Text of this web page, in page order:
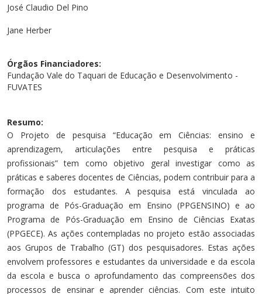
Cursos de Idiomas
Residências Médicas
Diplomados
Trabalhe Conosco
Univates & Você - Comunidade
Orquestra Gustavo Adolfo Univates
Escolas
José Claudio Del Pino
Jane Herber
Órgãos Financiadores:
Fundação Vale do Taquari de Educação e Desenvolvimento -
FUVATES
Resumo:
O Projeto de pesquisa “Educação em Ciências: ensino e
aprendizagem, articulações entre pesquisa e práticas
profissionais” tem como objetivo geral investigar como as
práticas e saberes docentes de Ciências, podem contribuir para a
formação dos estudantes. A pesquisa está vinculada ao
programa de Pós-Graduação em Ensino (PPGENSINO) e ao
Programa de Pós-Graduação em Ensino de Ciências Exatas
(PPGECE). As ações contempladas no projeto estão associadas
aos Grupos de Trabalho (GT) dos pesquisadores. Estas ações
envolvem professores e estudantes da universidade e da escola
da escola e busca o aprofundamento das compreensões dos
processos de ensinar e aprender ciências. Com este intuito